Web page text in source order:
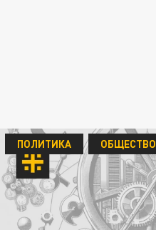
ПОЛИТИКА ОБЩЕСТВО